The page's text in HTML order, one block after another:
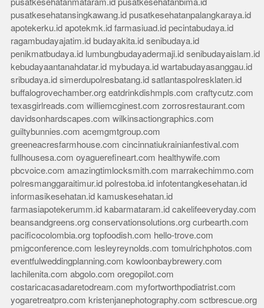
pusatkesehatansingkawang.id pusatkesehatanpalangkaraya.id
apotekerku.id apotekmk.id farmasiuad.id pecintabudaya.id
ragambudayajatim.id budayakita.id senibudaya.id
penikmatbudaya.id lumbungbudayadermaji.id senibudayaislam.id
kebudayaantanahdatar.id mybudaya.id wartabudayasanggau.id
sribudaya.id simerdupolresbatang.id satlantaspolresklaten.id
buffalogrovechamber.org eatdrinkdishmpls.com craftycutz.com
texasgirlreads.com williemcginest.com zorrosrestaurant.com
davidsonhardscapes.com wilkinsactiongraphics.com
guiltybunnies.com acemgmtgroup.com
greeneacresfarmhouse.com cincinnatiukrainianfestival.com
fullhousesa.com oyaguerefineart.com healthywife.com
pbcvoice.com amazingtimlocksmith.com marrakechimmo.com
polresmanggaraitimur.id polrestoba.id infotentangkesehatan.id
informasikesehatan.id kamuskesehatan.id
farmasiapotekerumm.id kabarmataram.id cakelifeeveryday.com
beansandgreens.org conservationsolutions.org curbearth.com
pacificocolombia.org topfoodish.com hello-trove.com
pmigconference.com lesleyreynolds.com tomulrichphotos.com
eventfulweddingplanning.com kowloonbaybrewery.com
lachilenita.com abgolo.com oregopilot.com
costaricacasadaretodream.com myfortworthpodiatrist.com
yogaretreatpro.com kristenjanephotography.com sctbrescue.org